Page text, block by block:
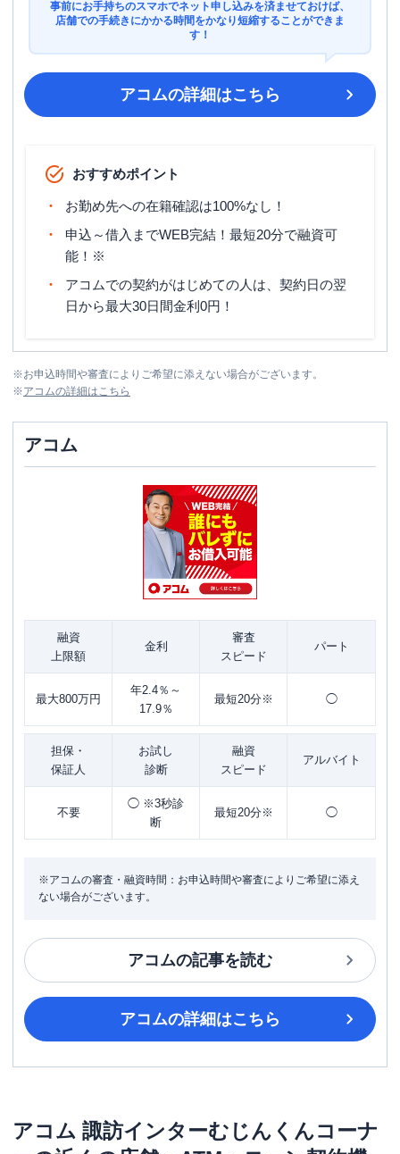
事前にお手持ちのスマホでネット申し込みを済ませておけば、
店舗での手続きにかかる時間をかなり短縮することができま
す！
アコムの詳細はこちら
おすすめポイント
お勤め先への在籍確認は100%なし！
申込～借入までWEB完結！最短20分で融資可
能！※
アコムでの契約がはじめての人は、契約日の翌
日から最大30日間金利0円！
※お申込時間や審査によりご希望に添えない場合がございます。
※アコムの詳細はこちら
アコム
融資
上限額
金利
審査
スピード
パート
最大800万円
年2.4％～
17.9％
最短20分※ ◯
担保・
保証人
お試し
診断
融資
スピード
アルバイト
不要
◯ ※3秒診
断
最短20分※ ◯
※アコムの審査・融資時間：お申込時間や審査によりご希望に添え
ない場合がございます。
アコムの記事を読む
アコムの詳細はこちら
アコム 諏訪インターむじんくんコーナ